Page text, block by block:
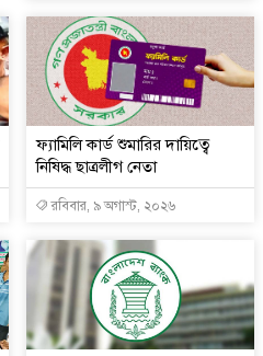
ফ্যামিলি কার্ড শুমারির দায়িত্বে
নিষিদ্ধ ছাত্রলীগ নেতা
রবিবার, ৯ অগাস্ট, ২০২৬